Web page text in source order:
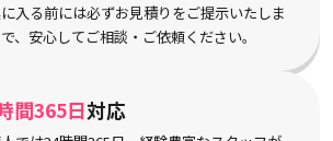
入る前には必ずお見積りをご提示いたしま
、安心してご相談・ご依頼ください。
間365日対応